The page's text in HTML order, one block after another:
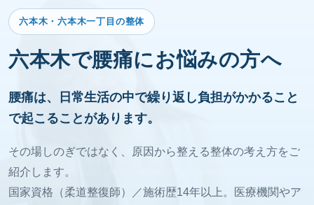
六本木・六本木一丁目の整体
六本木で腰痛にお悩みの方へ
腰痛は、日常生活の中で繰り返し負担がかかること
で起こることがあります。
その場しのぎではなく、原因から整える整体の考え方をご
紹介します。
国家資格（柔道整復師）／施術歴14年以上。医療機関やア